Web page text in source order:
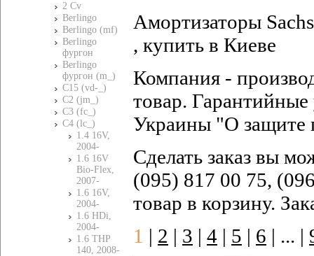
2 Cv
Berlingo
Berlingo (mf)
Berlingo
фургон
Berlingo
фургон (m_)
C15 (vd-_)
C2 (jm_)
C3 (fc_)
C4 (lc_)
1.4 16V,
2004-
1.6 16V
Bio-Flex,
2007-
1.6 16V,
2004-
1.6 HDi,
2004-
1.6 THP
140, 2008-
Амортизаторы
, купить в Киеве
Компания -
товар. Гарантийные
Украины "О защите
Сделать заказ вы
(095) 817 00 75,
товар в корзину.
1 | 2 | 3 | 4 | 5 | 6 | ... |